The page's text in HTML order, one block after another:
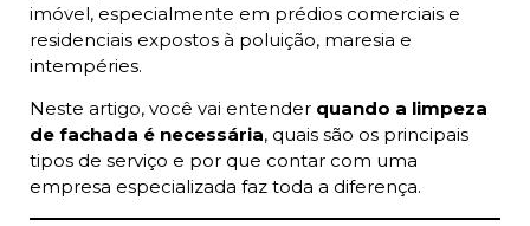
imóvel, especialmente em prédios comerciais e
residenciais expostos à poluição, maresia e
intempéries.
Neste artigo, você vai entender quando a limpeza
de fachada é necessária, quais são os principais
tipos de serviço e por que contar com uma
empresa especializada faz toda a diferença.